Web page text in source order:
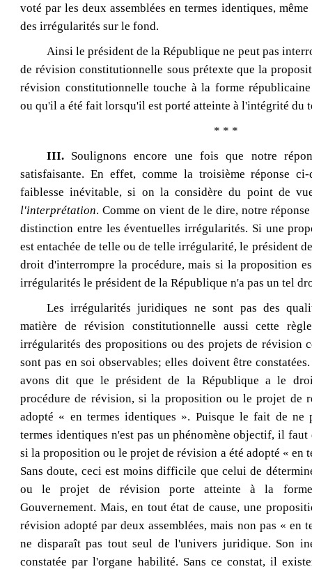
voté par les deux assemblées en termes identiques,
des irrégularités sur le fond.
Ainsi le président de la République ne peut pas
de révision constitutionnelle sous prétexte que la
révision constitutionnelle touche à la forme
ou qu'il a été fait lorsqu'il est porté atteinte à l'intégrité du
* * *
III.Soulignons encore une fois que notre
satisfaisante. En effet, comme la troisième réponse
faiblesse inévitable, si on la considère du point de
l'interprétation. Comme on vient de le dire, notre
distinction entre les éventuelles irrégularités. Si une
est entachée de telle ou de telle irrégularité, le président
droit d'interrompre la procédure, mais si la proposition
irrégularités le président de la République n'a pas un tel
Les irrégularités juridiques ne sont pas des
matière de révision constitutionnelle aussi cette
irrégularités des propositions ou des projets de révision
sont pas en soi observables; elles doivent être
avons dit que le président de la République a le
procédure de révision, si la proposition ou le projet de
adopté « en termes identiques ». Puisque le fait de ne
termes identiques n'est pas un phénomène objectif, il
si la proposition ou le projet de révision a été adopté « en
Sans doute, ceci est moins difficile que celui de
ou le projet de révision porte atteinte à la
Gouvernement. Mais, en tout état de cause, une
révision adopté par deux assemblées, mais non pas « en
ne disparaît pas tout seul de l'univers juridique. Son
constatée par l'organe habilité. Sans ce constat, il